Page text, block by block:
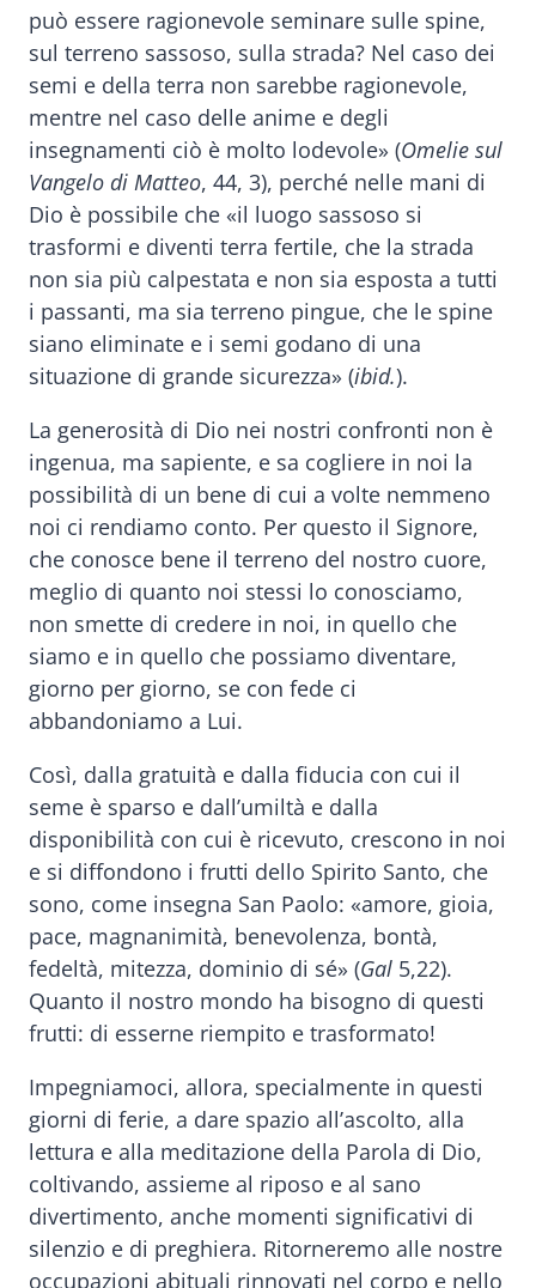
può essere ragionevole seminare sulle spine,
sul terreno sassoso, sulla strada? Nel caso dei
semi e della terra non sarebbe ragionevole,
mentre nel caso delle anime e degli
insegnamenti ciò è molto lodevole» (Omelie sul
Vangelo di Matteo, 44, 3), perché nelle mani di
Dio è possibile che «il luogo sassoso si
trasformi e diventi terra fertile, che la strada
non sia più calpestata e non sia esposta a tutti
i passanti, ma sia terreno pingue, che le spine
siano eliminate e i semi godano di una
situazione di grande sicurezza» (ibid.).
La generosità di Dio nei nostri confronti non è
ingenua, ma sapiente, e sa cogliere in noi la
possibilità di un bene di cui a volte nemmeno
noi ci rendiamo conto. Per questo il Signore,
che conosce bene il terreno del nostro cuore,
meglio di quanto noi stessi lo conosciamo,
non smette di credere in noi, in quello che
siamo e in quello che possiamo diventare,
giorno per giorno, se con fede ci
abbandoniamo a Lui.
Così, dalla gratuità e dalla fiducia con cui il
seme è sparso e dall’umiltà e dalla
disponibilità con cui è ricevuto, crescono in noi
e si diffondono i frutti dello Spirito Santo, che
sono, come insegna San Paolo: «amore, gioia,
pace, magnanimità, benevolenza, bontà,
fedeltà, mitezza, dominio di sé» (Gal 5,22).
Quanto il nostro mondo ha bisogno di questi
frutti: di esserne riempito e trasformato!
Impegniamoci, allora, specialmente in questi
giorni di ferie, a dare spazio all’ascolto, alla
lettura e alla meditazione della Parola di Dio,
coltivando, assieme al riposo e al sano
divertimento, anche momenti significativi di
silenzio e di preghiera. Ritorneremo alle nostre
occupazioni abituali rinnovati nel corpo e nello